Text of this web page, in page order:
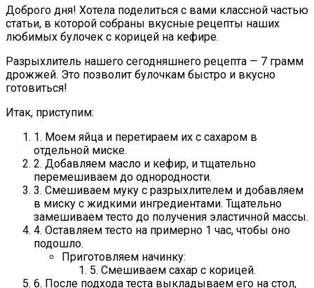
Доброго дня! Хотела поделиться с вами классной частью
статьи, в которой собраны вкусные рецепты наших
любимых булочек с корицей на кефире.
Разрыхлитель нашего сегодняшнего рецепта — 7 грамм
дрожжей. Это позволит булочкам быстро и вкусно
готовиться!
Итак, приступим:
1. Моем яйца и перетираем их с сахаром в
отдельной миске.
2. Добавляем масло и кефир, и тщательно
перемешиваем до однородности.
3. Смешиваем муку с разрыхлителем и добавляем
в миску с жидкими ингредиентами. Тщательно
замешиваем тесто до получения эластичной массы.
4. Оставляем тесто на примерно 1 час, чтобы оно
подошло.
Приготовляем начинку:
5. Смешиваем сахар с корицей.
6. После подхода теста выкладываем его на стол,